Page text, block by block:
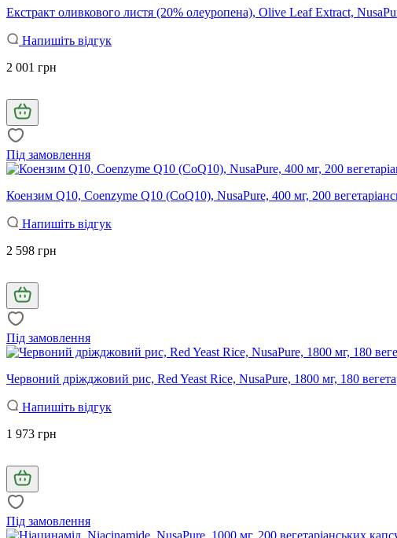
Екстракт оливкового листя (20% олеуропена), Olive Leaf Extract,
Напишіть відгук
2 001 грн
Під замовлення
Коензим Q10, Coenzyme Q10 (CoQ10), NusaPure, 400 мг, 200
Напишіть відгук
2 598 грн
Під замовлення
Червоний дріжджовий рис, Red Yeast Rice, NusaPure, 1800 мг, 180
Напишіть відгук
1 973 грн
Під замовлення